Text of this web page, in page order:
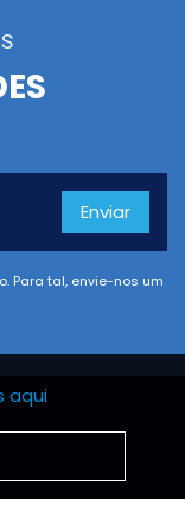
Enviar
Para tal, envie-nos um
aqui